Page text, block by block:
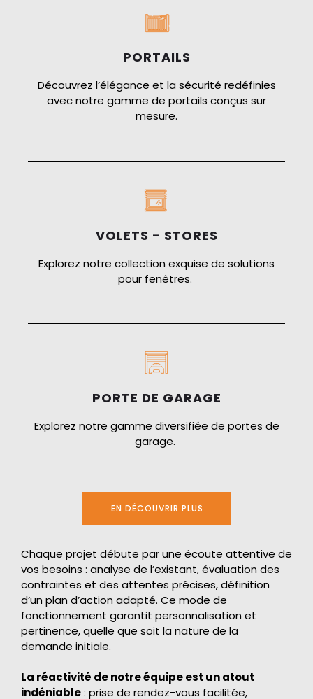
PORTAILS
Découvrez l’élégance et la sécurité redéfinies
avec notre gamme de portails conçus sur
mesure.
VOLETS - STORES
Explorez notre collection exquise de solutions
pour fenêtres.
PORTE DE GARAGE
Explorez notre gamme diversifiée de portes de
garage.
EN DÉCOUVRIR PLUS
Chaque projet débute par une écoute attentive de
vos besoins : analyse de l’existant, évaluation des
contraintes et des attentes précises, définition
d’un plan d’action adapté. Ce mode de
fonctionnement garantit personnalisation et
pertinence, quelle que soit la nature de la
demande initiale.
La réactivité de notre équipe est un atout
indéniable: prise de rendez-vous facilitée,